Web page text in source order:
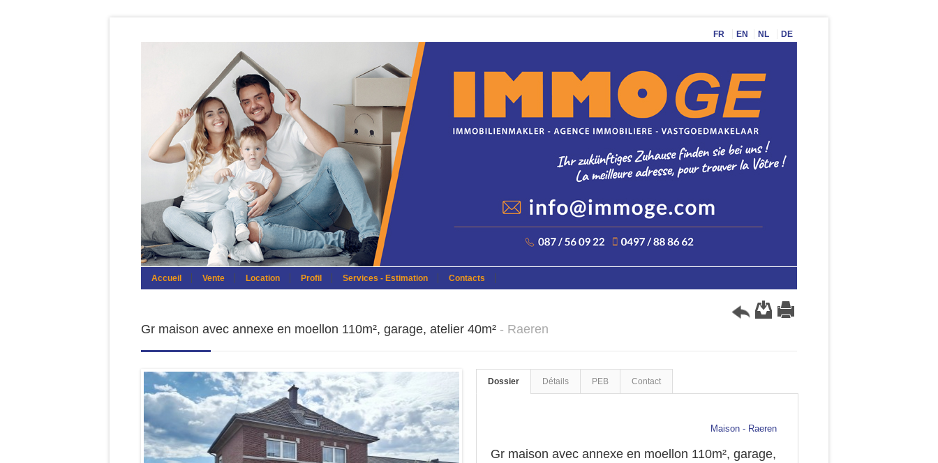
FR EN NL DE
Accueil Vente Location Profil Services - Estimation Contacts
Gr maison avec annexe en moellon 110m², garage, atelier 40m² - Raeren
Dossier Détails PEB Contact
Maison - Raeren
Gr maison avec annexe en moellon 110m², garage,